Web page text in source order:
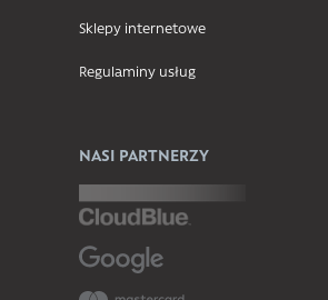
Sklepy internetowe
Regulaminy usług
NASI PARTNERZY